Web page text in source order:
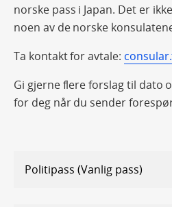
norske pass i Japan. Det er
noen av de norske
Ta kontakt for avtale:
Gi gjerne flere forslag til dato
for deg når du sender
Politipass (Vanlig pass)